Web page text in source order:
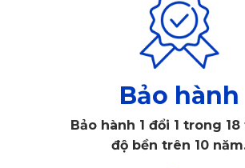
Thảm sàn ô tô 360 Hongqi H9 của
1. Vì sao cần trang bị thảm
cho Hongqi H9?
Bảo hành
Bảo hành 1 đổi 1 trong
độ bền trên 10